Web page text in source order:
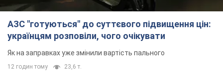
АЗС "готуються" до суттєвого підвищення цін:
українцям розповіли, чого очікувати
Як на заправках уже змінили вартість пального
12 годин тому 23,6 т.